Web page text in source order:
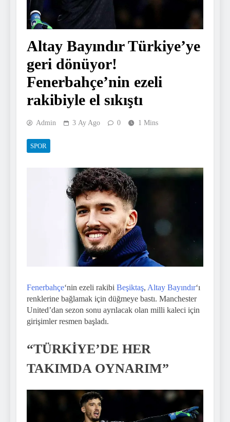
Altay Bayındır Türkiye’ye
geri dönüyor!
Fenerbahçe’nin ezeli
rakibiyle el sıkıştı
Admin 3 Ay Ago 0 1 Mins
SPOR
Fenerbahçe‘nin ezeli rakibi Beşiktaş, Altay Bayındır‘ı
renklerine bağlamak için düğmeye bastı. Manchester
United’dan sezon sonu ayrılacak olan milli kaleci için
girişimler resmen başladı.
“TÜRKİYE’DE HER
TAKIMDA OYNARIM”